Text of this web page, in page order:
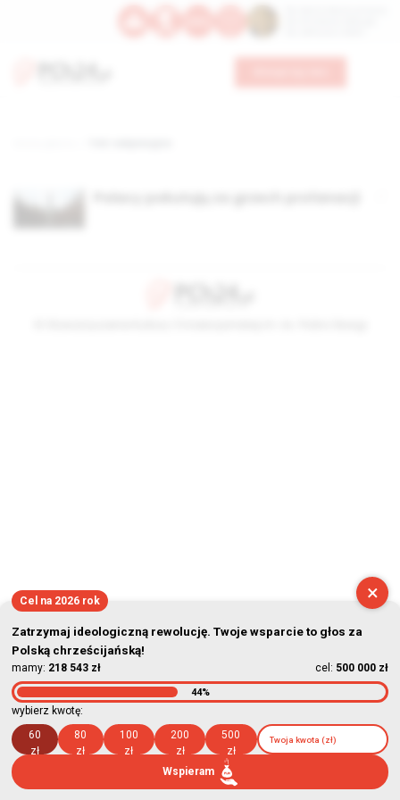
×
Cel na 2026 rok
Zatrzymaj ideologiczną rewolucję. Twoje wsparcie to głos za
Polską chrześcijańską!
mamy: 218 543 zł cel: 500 000 zł
44%
wybierz kwotę:
60
zł
80
zł
100
zł
200
zł
500
zł
Wspieram